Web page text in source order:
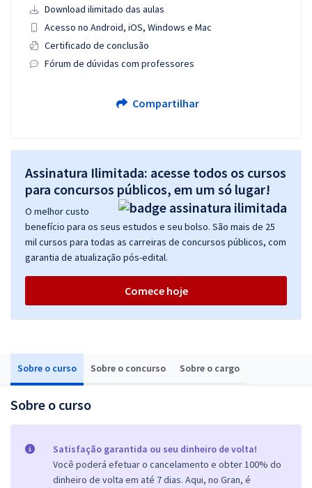
Sobre o curso Sobre o concurso Sobre o cargo
Sobre o curso
Satisfação garantida ou seu dinheiro de volta!
Você poderá efetuar o cancelamento e obter 100% do
dinheiro de volta em até 7 dias. Aqui, no Gran, é
Download ilimitado das aulas
Acesso no Android, iOS, Windows e Mac
Certificado de conclusão
Fórum de dúvidas com professores
Compartilhar
Assinatura Ilimitada: acesse todos os cursos
para concursos públicos, em um só lugar!
O melhor custo
benefício para os seus estudos e seu bolso. São mais de 25
mil cursos para todas as carreiras de concursos públicos, com
garantia de atualização pós-edital.
Comece hoje